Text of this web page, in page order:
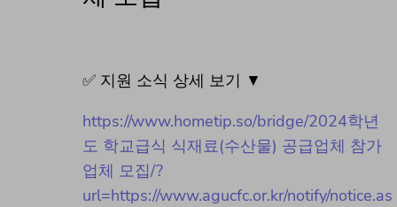
✅ 지원 소식 상세 보기 ▼
https://www.hometip.so/bridge/2024학년
도 학교급식 식재료(수산물) 공급업체 참가
업체 모집/?
url=https://www.agucfc.or.kr/notify/notice.as